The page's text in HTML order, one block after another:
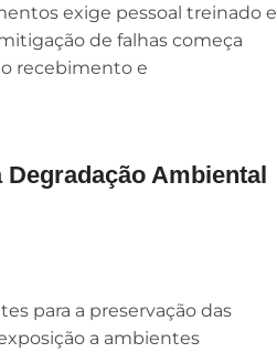
exige pessoal treinado e
de falhas começa
recebimento e
Ambiental
para a preservação das
a ambientes